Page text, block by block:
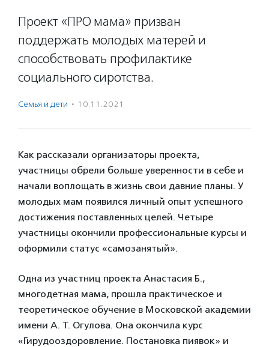
Проект «ПРО мама» призван
поддержать молодых матерей и
способствовать профилактике
социального сиротства.
Семья и дети · 10.11.2021
Как рассказали организаторы проекта,
участницы обрели больше уверенности в себе и
начали воплощать в жизнь свои давние планы. У
молодых мам появился личный опыт успешного
достижения поставленных целей. Четыре
участницы окончили профессиональные курсы и
оформили статус «самозанятый».
Одна из участниц проекта Анастасия Б.,
многодетная мама, прошла практическое и
теоретическое обучение в Московской академии
имени А. Т. Огулова. Она окончила курс
«Гирудооздоровление. Постановка пиявок» и